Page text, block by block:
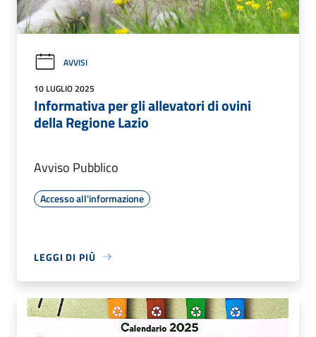
AVVISI
10 LUGLIO 2025
Informativa per gli allevatori di ovini
della Regione Lazio
Avviso Pubblico
Accesso all'informazione
LEGGI DI PIÙ